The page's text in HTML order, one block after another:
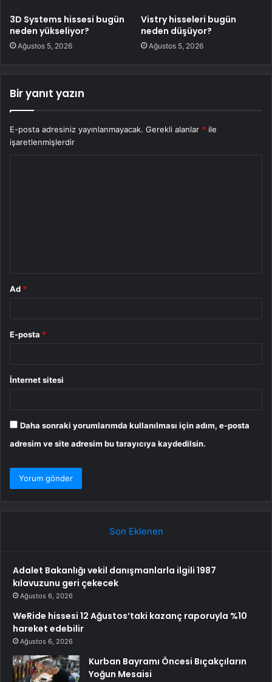
3D Systems hissesi bugün
neden yükseliyor?
Ağustos 5, 2026
Vistry hisseleri bugün
neden düşüyor?
Ağustos 5, 2026
Bir yanıt yazın
E-posta adresiniz yayınlanmayacak. Gerekli alanlar * ile
işaretlenmişlerdir
Ad *
E-posta *
İnternet sitesi
Daha sonraki yorumlarımda kullanılması için adım, e-posta
adresim ve site adresim bu tarayıcıya kaydedilsin.
Son Eklenen
Adalet Bakanlığı vekil danışmanlarla ilgili 1987
kılavuzunu geri çekecek
Ağustos 6, 2026
WeRide hissesi 12 Ağustos’taki kazanç raporuyla %10
hareket edebilir
Ağustos 6, 2026
Kurban Bayramı Öncesi Bıçakçıların
Yoğun Mesaisi